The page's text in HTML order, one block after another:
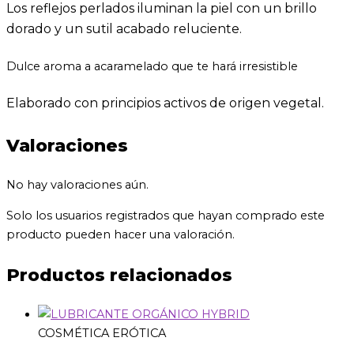
Los reflejos perlados iluminan la piel con un brillo
dorado y un sutil acabado reluciente.
Dulce aroma a acaramelado que te hará irresistible
Elaborado con principios activos de origen vegetal.
Valoraciones
No hay valoraciones aún.
Solo los usuarios registrados que hayan comprado este
producto pueden hacer una valoración.
Productos relacionados
COSMÉTICA ERÓTICA